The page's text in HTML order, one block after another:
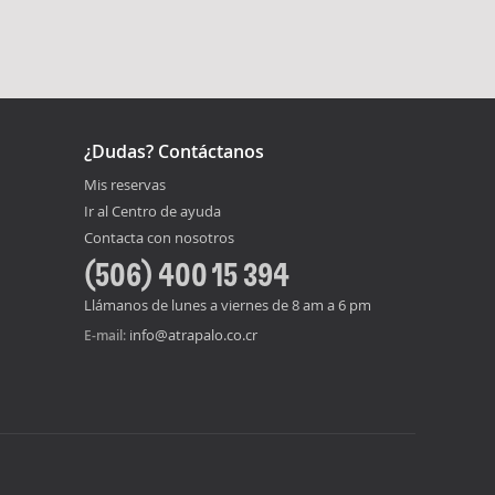
¿Dudas? Contáctanos
Mis reservas
Ir al Centro de ayuda
Contacta con nosotros
(506) 400 15 394
Llámanos de lunes a viernes de 8 am a 6 pm
E-mail: info@atrapalo.co.cr